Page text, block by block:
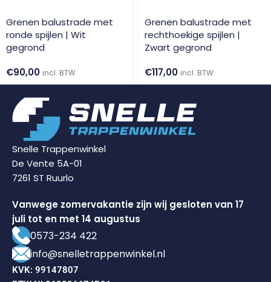
Grenen balustrade met
ronde spijlen | Wit
gegrond
€90,00 incl. BTW
Grenen balustrade met
rechthoekige spijlen |
Zwart gegrond
€117,00 incl. BTW
Snelle Trappenwinkel
De Vente 5A-01
7261 ST Ruurlo
Vanwege zomervakantie zijn wij gesloten van 17
juli tot en met 14 augustus
0573-234 422
info@snelletrappenwinkel.nl
KVK: 99147807